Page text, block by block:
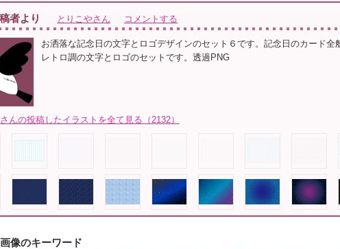
者より とりこやさん コメントする
お洒落な記念日の文字とロゴデザインのセット６です。記念日のカード全
レトロ調の文字とロゴのセットです。透過PNG
んの投稿したイラストを全て見る（2132）
像のキーワード